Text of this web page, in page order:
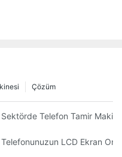
Çözüm
Akışınızı Nasıl
Sektörde Telefon Tamir
İçin Doğru Aksesuarları
Telefonunuzun LCD Ekran